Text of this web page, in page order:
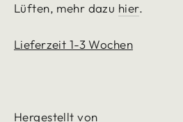
Lüften, mehr dazu hier.
Lieferzeit 1-3 Wochen
Hergestellt von